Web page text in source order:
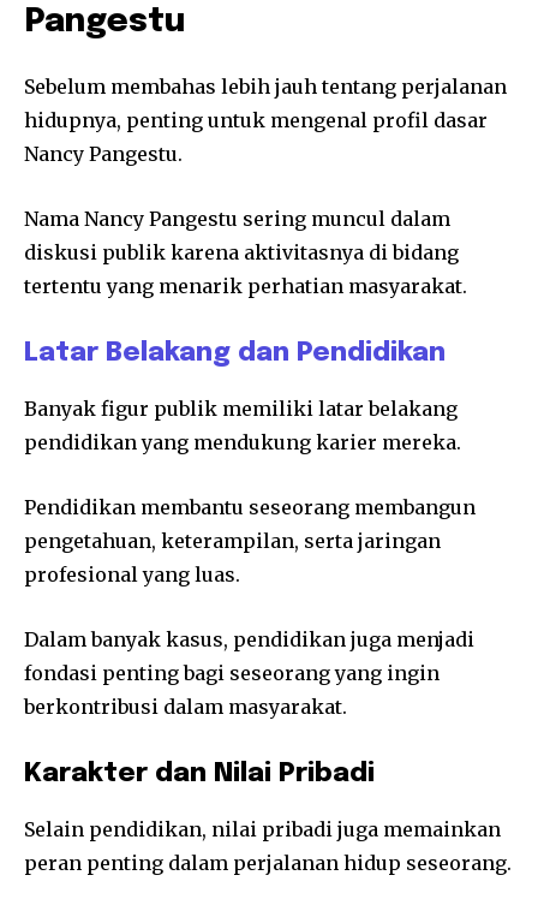
Pangestu
Sebelum membahas lebih jauh tentang perjalanan
hidupnya, penting untuk mengenal profil dasar
Nancy Pangestu.
Nama Nancy Pangestu sering muncul dalam
diskusi publik karena aktivitasnya di bidang
tertentu yang menarik perhatian masyarakat.
Latar Belakang dan Pendidikan
Banyak figur publik memiliki latar belakang
pendidikan yang mendukung karier mereka.
Pendidikan membantu seseorang membangun
pengetahuan, keterampilan, serta jaringan
profesional yang luas.
Dalam banyak kasus, pendidikan juga menjadi
fondasi penting bagi seseorang yang ingin
berkontribusi dalam masyarakat.
Karakter dan Nilai Pribadi
Selain pendidikan, nilai pribadi juga memainkan
peran penting dalam perjalanan hidup seseorang.